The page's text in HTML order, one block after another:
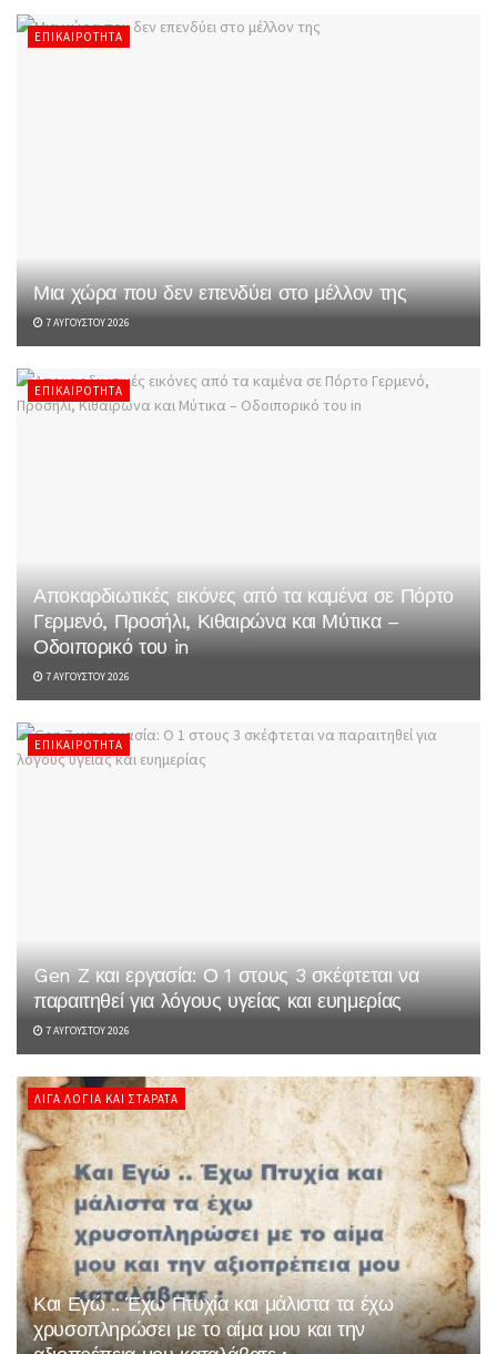
ΕΠΙΚΑΙΡΌΤΗΤΑ
Μια χώρα που δεν επενδύει στο μέλλον της
7 ΑΥΓΟΎΣΤΟΥ 2026
ΕΠΙΚΑΙΡΌΤΗΤΑ
Αποκαρδιωτικές εικόνες από τα καμένα σε Πόρτο
Γερμενό, Προσήλι, Κιθαιρώνα και Μύτικα –
Οδοιπορικό του in
7 ΑΥΓΟΎΣΤΟΥ 2026
ΕΠΙΚΑΙΡΌΤΗΤΑ
Gen Z και εργασία: Ο 1 στους 3 σκέφτεται να
παραιτηθεί για λόγους υγείας και ευημερίας
7 ΑΥΓΟΎΣΤΟΥ 2026
ΛΊΓΑ ΛΌΓΙΑ ΚΑΙ ΣΤΑΡΆΤΑ
Και Εγώ .. Έχω Πτυχία και μάλιστα τα έχω
χρυσοπληρώσει με το αίμα μου και την